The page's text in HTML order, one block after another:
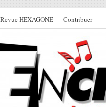
Revue HEXAGONE Contribuer